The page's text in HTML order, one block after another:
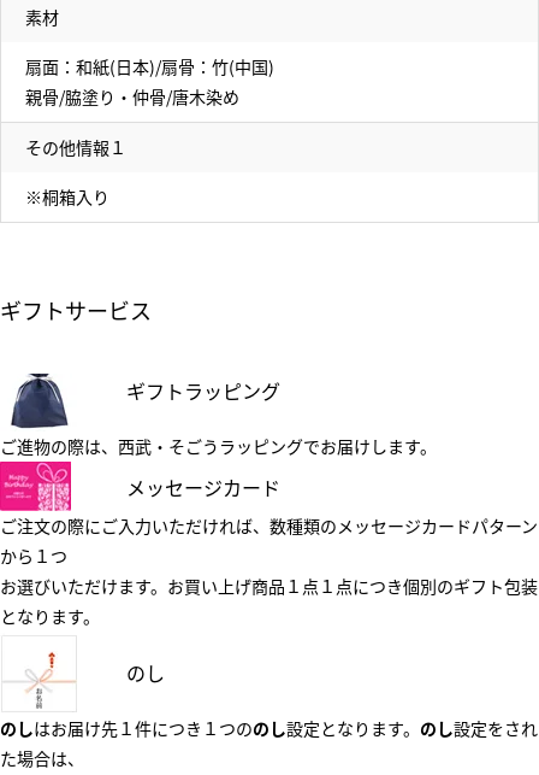
素材
扇面：和紙(日本)/扇骨：竹(中国)
親骨/脇塗り・仲骨/唐木染め
その他情報１
※桐箱入り
ギフトサービス
ギフトラッピング
ご進物の際は、西武・そごうラッピングでお届けします。
メッセージカード
ご注文の際にご入力いただければ、数種類のメッセージカードパターン
から１つ
お選びいただけます。お買い上げ商品１点１点につき個別のギフト包装
となります。
のし
のしはお届け先１件につき１つののし設定となります。 のし設定をされ
た場合は、